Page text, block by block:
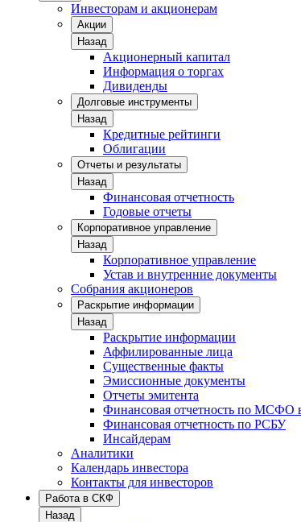
Инвесторам и акционерам
Акции
Назад
Акционерный капитал
Информация о торгах
Дивиденды
Долговые инструменты
Назад
Кредитные рейтинги
Облигации
Отчеты и результаты
Назад
Финансовая отчетность
Годовые отчеты
Корпоративное управление
Назад
Корпоративное управление
Устав и внутренние документы
Собрания акционеров
Раскрытие информации
Назад
Раскрытие информации
Аффилированные лица
Существенные факты
Эмиссионные документы
Отчеты эмитента
Финансовая отчетность по МСФО
Финансовая отчетность по РСБУ
Инсайдерам
Аналитики
Календарь инвестора
Контакты для инвесторов
Работа в СКФ
Назад